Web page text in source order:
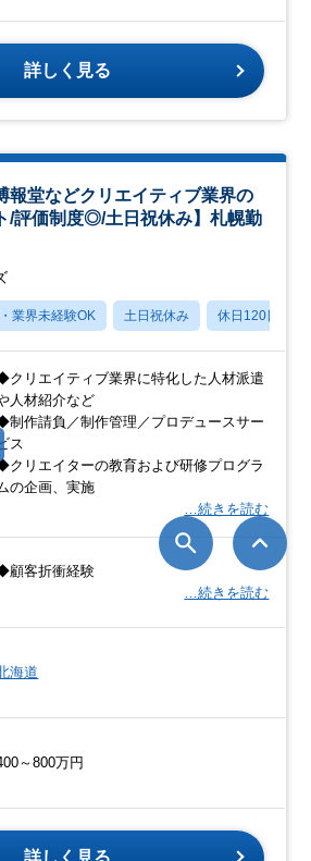
詳しく見る
報堂などクリエイティブ業界の
/評価制度◎/土日祝休み】札幌勤
業界未経験OK 土日祝休み 休日120日以上
クリエイティブ業界に特化した人材派遣
人材紹介など
制作請負／制作管理／プロデュースサー
ス
クリエイターの教育および研修プログラ
の企画、実施
…続きを読む
顧客折衝経験
…続きを読む
海道
～800万円
詳しく見る